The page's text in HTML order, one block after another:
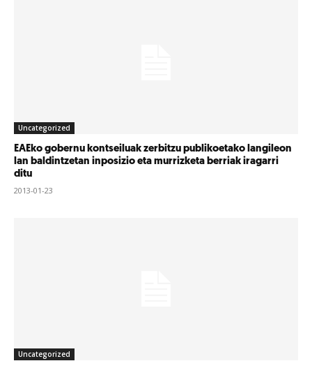
Uncategorized
EAEko gobernu kontseiluak zerbitzu publikoetako langileon
lan baldintzetan inposizio eta murrizketa berriak iragarri
ditu
2013-01-23
Uncategorized